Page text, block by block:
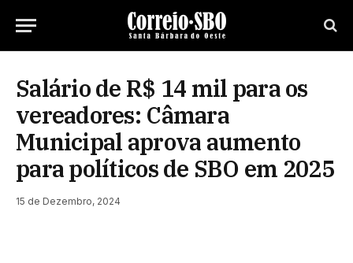
Salário de R$ 14 mil para os
vereadores: Câmara
Municipal aprova aumento
para políticos de SBO em 2025
15 de Dezembro, 2024